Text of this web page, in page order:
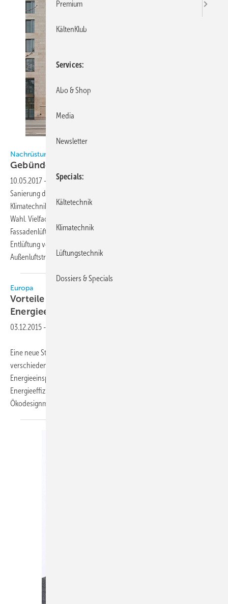
Nachrüstung mit dezentraler Lüftung und Raumregelung
Gebündelte
10.05.2017 -
Energetische Sanierung ist in vielen Fällen auch mit der
Sanierung der Klimatechnik verbunden. Gerade dort, wo bisher keine
Klimatechnik vorhanden war, sind dezentrale Systeme das Mittel der
Wahl. Vielfach werden hier dezentrale Lüftungsgeräte oder
Fassadenlüftungsgeräte genutzt. Sie dienen der kontrollierten Be- und
Entlüftung von Räumen mit geregeltem oder begrenztem
Außenluftstrom.Marcel Spillker,
Europa
Vorteile weltweiter
Energieeffizienzanforderungen an
03.12.2015 -
Eine neue Studie, die im Auftrag der Europäischen Kommission von
verschiedenen Instituten erstellt wurde, befasst sich mit dem
Energieeinsparpotenzial, das sich aus der weltweiten Anwendung von
Energieeffizienzanforderungen (wie im Rahmen der
Ökodesignmaßnahmen in Europa) an Produkte
Premium
KältenKlub
Services
Abo & Shop
Media
Newsletter
Specials
Kältetechnik
Klimatechnik
Lüftungstechnik
Dossiers & Specials